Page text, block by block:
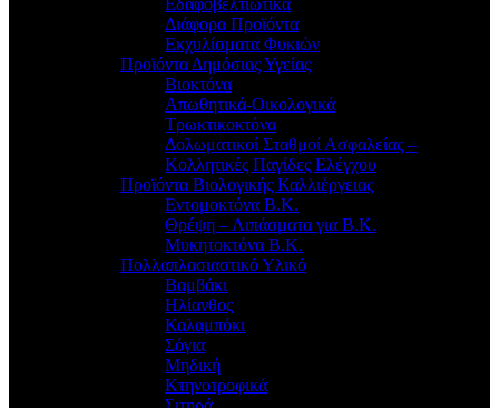
Διάφορα Προϊόντα
Εκχυλίσματα Φυκιών
Προϊόντα Δημόσιας Υγείας
Βιοκτόνα
Απωθητικά-Οικολογικά
Τρωκτικοκτόνα
Δολωματικοί Σταθμοί Ασφαλείας –
Κολλητικές Παγίδες Ελέγχου
Προϊόντα Βιολογικής Καλλιέργειας
Εντομοκτόνα Β.Κ.
Θρέψη – Λιπάσματα για Β.Κ.
Μυκητοκτόνα Β.Κ.
Πολλαπλασιαστικό Υλικό
Βαμβάκι
Ηλίανθος
Καλαμπόκι
Σόγια
Μηδική
Κτηνοτροφικά